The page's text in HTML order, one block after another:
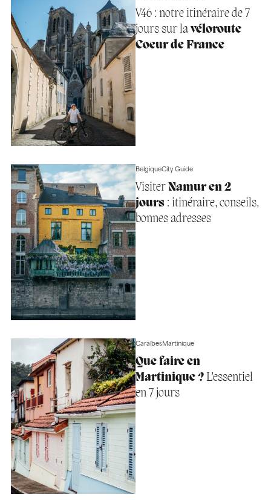
V46 : notre itinéraire de 7
jours sur lavéloroute
Coeur de France
BelgiqueCity Guide
Visiter Namur en 2
jours: itinéraire, conseils,
bonnes adresses
CaraïbesMartinique
Que faire en
Martinique ?L’essentiel
en 7 jours